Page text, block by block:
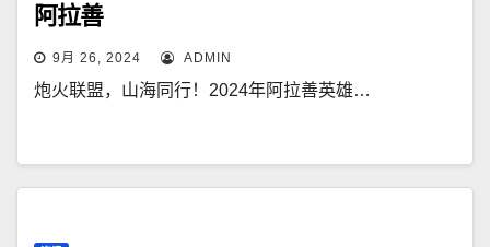
阿拉善
9月 26, 2024 ADMIN
炮火联盟，山海同行！2024年阿拉善英雄…